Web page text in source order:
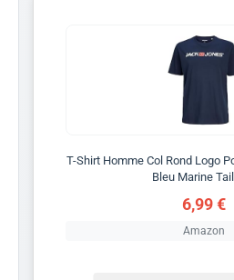
T-Shirt Homme Col Rond Logo
Bleu Marine
6,99 €
Amazon